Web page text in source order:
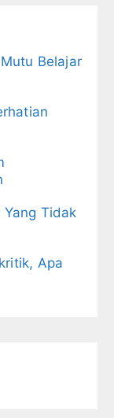
Belajar
Yang Tidak
Apa